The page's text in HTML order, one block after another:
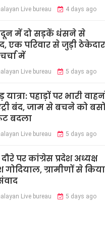
Live bureau 4 days ago
में दो सड़कें धंसने से
एक परिवार से जुड़ी ठेकेदार
में
Live bureau 5 days ago
यात्रा: पहाड़ों पर भारी
बंद, जाम से बचने को बसों
बदला
Live bureau 5 days ago
दौरे पर कांग्रेस प्रदेश अध्यक्ष
ग्रामीणों से किया
Live bureau 5 days ago